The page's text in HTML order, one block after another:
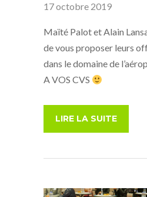
17 octobre 2019
Maïté Palot et Alain
de vous proposer leurs
dans le domaine de
A VOS CVS
LIRE LA SUITE